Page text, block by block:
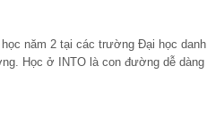
năm 2 tại các trường Đại học danh
Học ở INTO là con đường dễ dàng